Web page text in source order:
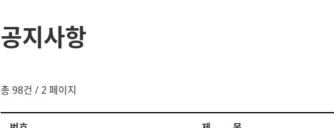
공지사항
총 98건 / 2 페이지